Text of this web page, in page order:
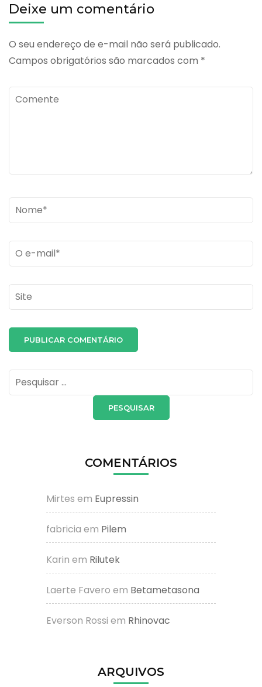
G
Deixe um comentário
O seu endereço de e-mail não será publicado.
Campos obrigatórios são marcados com *
Comente
Name*
Email *
Site
Pesquisar
por:
COMENTÁRIOS
Mirtes em Eupressin
fabricia em Pilem
Karin em Rilutek
Laerte Favero em Betametasona
Everson Rossi em Rhinovac
ARQUIVOS